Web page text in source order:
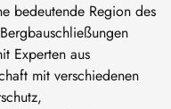
bedeutende Region des
Experten aus
mit verschiedenen